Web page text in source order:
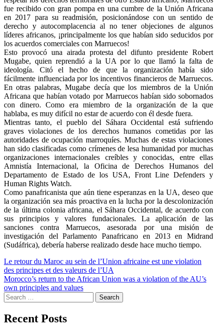
fue recibido con gran pompa en una cumbre de la Unión Africana
en 2017 para su readmisión, posicionándose con un sentido de
derecho y autocomplacencia al no tener objeciones de algunos
líderes africanos, ¡principalmente los que habían sido seducidos por
los acuerdos comerciales con Marruecos!
Esto provocó una airada protesta del difunto presidente Robert
Mugabe, quien reprendió a la UA por lo que llamó la falta de
ideología. Citó el hecho de que la organización había sido
fácilmente influenciada por los incentivos financieros de Marruecos.
En otras palabras, Mugabe decía que los miembros de la Unión
Africana que habían votado por Marruecos habían sido sobornados
con dinero. Como era miembro de la organización de la que
hablaba, es muy difícil no estar de acuerdo con él desde fuera.
Mientras tanto, el pueblo del Sáhara Occidental está sufriendo
graves violaciones de los derechos humanos cometidas por las
autoridades de ocupación marroquíes. Muchas de estas violaciones
han sido clasificadas como crímenes de lesa humanidad por muchas
organizaciones internacionales creíbles y conocidas, entre ellas
Amnistía Internacional, la Oficina de Derechos Humanos del
Departamento de Estado de los USA, Front Line Defenders y
Human Rights Watch.
Como panafricanista que aún tiene esperanzas en la UA, deseo que
la organización sea más proactiva en la lucha por la descolonización
de la última colonia africana, el Sáhara Occidental, de acuerdo con
sus principios y valores fundacionales. La aplicación de las
sanciones contra Marruecos, asesorada por una misión de
investigación del Parlamento Panafricano en 2013 en Midrand
(Sudáfrica), debería haberse realizado desde hace mucho tiempo.
Post
navigation
Le retour du Maroc au sein de l’Union africaine est une violation
des principes et des valeurs de l’UA
Morocco’s return to the African Union was a violation of the AU’s
own principles and values
Search
for:
Recent Posts